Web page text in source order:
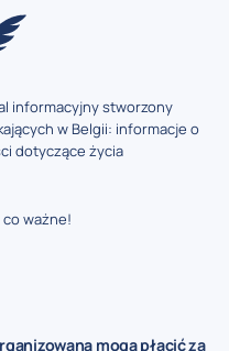
informacyjny stworzony
w Belgii: informacje o
dotyczące życia
ważne!
mogą płacić za